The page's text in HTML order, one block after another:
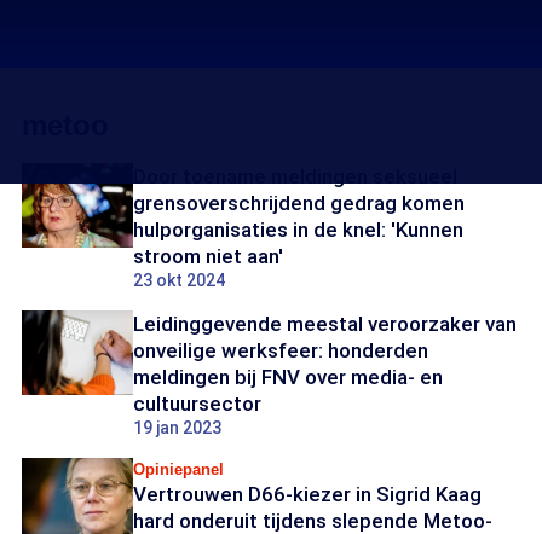
grensoverschrijdend gedrag komen
hulporganisaties in de knel: 'Kunnen
stroom niet aan'
23 okt 2024
Leidinggevende meestal veroorzaker van
onveilige werksfeer: honderden
meldingen bij FNV over media- en
cultuursector
19 jan 2023
Opiniepanel
Vertrouwen D66-kiezer in Sigrid Kaag
hard onderuit tijdens slepende Metoo-